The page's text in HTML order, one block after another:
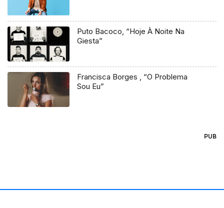
Puto Bacoco, “Hoje À Noite Na
Giesta”
Francisca Borges , “O Problema
Sou Eu”
PUB